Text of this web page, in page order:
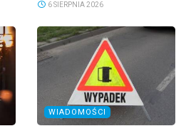
6 SIERPNIA 2026
WIADOMOŚCI